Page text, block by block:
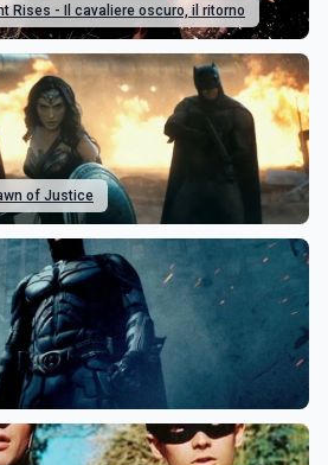
Rises - Il cavaliere oscuro, il ritorno
of Justice